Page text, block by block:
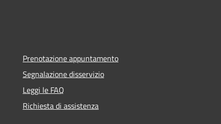
Prenotazione appuntamento
Segnalazione disservizio
Leggi le FAQ
Richiesta di assistenza